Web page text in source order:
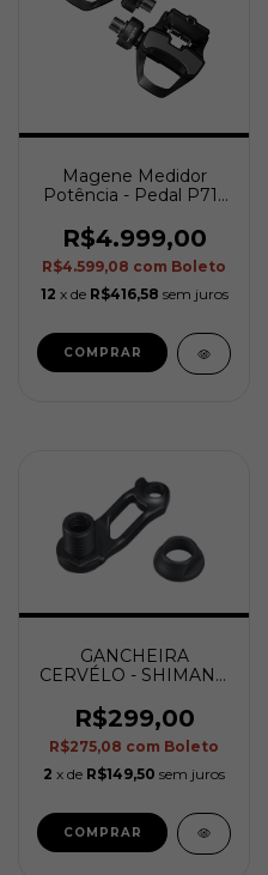
Magene Medidor
Potência - Pedal P715
R$4.999,00
R$4.599,08 com Boleto
12 x de R$416,58 sem juros
GANCHEIRA
CERVÉLO - SHIMANO
W/ MOUNTING NUT
R$299,00
R$275,08 com Boleto
2 x de R$149,50 sem juros